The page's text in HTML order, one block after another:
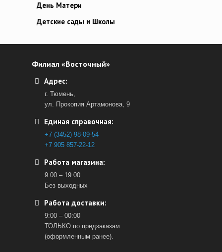
День Матери
Детские сады и Школы
Филиал «Восточный»
Адрес:
г. Тюмень,
ул. Прокопия Артамонова, 9
Единая справочная:
+7 (3452) 98-09-54
+7 905 857-22-12
Работа магазина:
9:00 – 19:00
Без выходных
Работа доставки:
9:00 – 00:00
ТОЛЬКО по предзаказам
(оформленным ранее).